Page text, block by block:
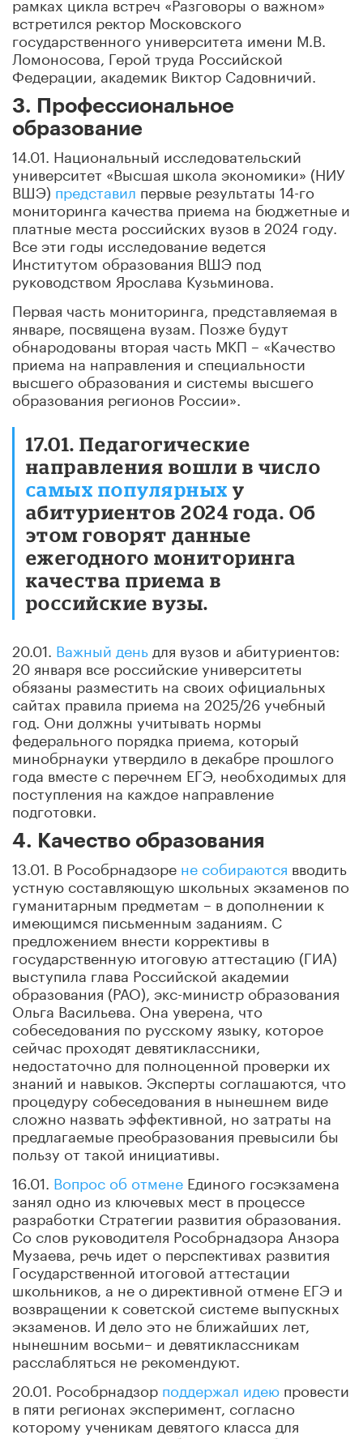
встретился ректор Московского
государственного университета имени М.В.
Ломоносова, Герой труда Российской
Федерации, академик Виктор Садовничий.
3. Профессиональное
образование
14.01. Национальный исследовательский
университет «Высшая школа экономики» (НИУ
ВШЭ)представил первые результаты 14-го
мониторинга качества приема на бюджетные и
платные места российских вузов в 2024 году.
Все эти годы исследование ведется
Институтом образования ВШЭ под
руководством Ярослава Кузьминова.
Первая часть мониторинга, представляемая в
январе, посвящена вузам. Позже будут
обнародованы вторая часть МКП – «Качество
приема на направления и специальности
высшего образования и системы высшего
образования регионов России».
17.01. Педагогические
направления вошли в число
самых популярных у
абитуриентов 2024 года. Об
этом говорят данные
ежегодного мониторинга
качества приема в
российские вузы.
20.01. Важный день для вузов и абитуриентов:
20 января все российские университеты
обязаны разместить на своих официальных
сайтах правила приема на 2025/26 учебный
год. Они должны учитывать нормы
федерального порядка приема, который
минобрнауки утвердило в декабре прошлого
года вместе с перечнем ЕГЭ, необходимых для
поступления на каждое направление
подготовки.
4. Качество образования
13.01. В Рособрнадзоре не собираются вводить
устную составляющую школьных экзаменов по
гуманитарным предметам – в дополнении к
имеющимся письменным заданиям. С
предложением внести коррективы в
государственную итоговую аттестацию (ГИА)
выступила глава Российской академии
образования (РАО), экс-министр образования
Ольга Васильева. Она уверена, что
собеседования по русскому языку, которое
сейчас проходят девятиклассники,
недостаточно для полноценной проверки их
знаний и навыков. Эксперты соглашаются, что
процедуру собеседования в нынешнем виде
сложно назвать эффективной, но затраты на
предлагаемые преобразования превысили бы
пользу от такой инициативы.
16.01. Вопрос об отмене Единого госэкзамена
занял одно из ключевых мест в процессе
разработки Стратегии развития образования.
Со слов руководителя Рособрнадзора Анзора
Музаева, речь идет о перспективах развития
Государственной итоговой аттестации
школьников, а не о директивной отмене ЕГЭ и
возвращении к советской системе выпускных
экзаменов. И дело это не ближайших лет,
нынешним восьми– и девятиклассникам
расслабляться не рекомендуют.
20.01. Рособрнадзор поддержал идею провести
в пяти регионах эксперимент, согласно
которому ученикам девятого класса для